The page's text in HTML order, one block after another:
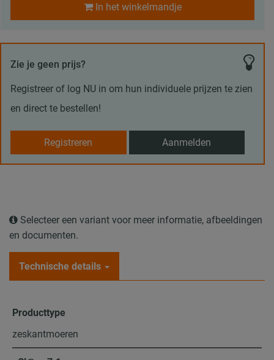
In het winkelmandje
Zie je geen prijs?
Registreer of log NU in om hun individuele prijzen te zien
en direct te bestellen!
Registreren Aanmelden
Selecteer een variant voor meer informatie, afbeeldingen
en documenten.
Technische details
Producttype
zeskantmoeren